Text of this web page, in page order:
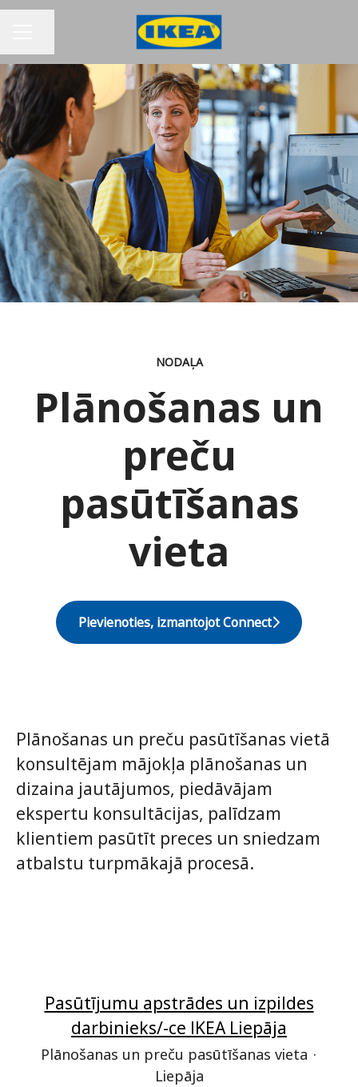
NODAĻA
Plānošanas un
preču
pasūtīšanas
vieta
Pievienoties, izmantojot Connect
Plānošanas un preču pasūtīšanas vietā
konsultējam mājokļa plānošanas un
dizaina jautājumos, piedāvājam
ekspertu konsultācijas, palīdzam
klientiem pasūtīt preces un sniedzam
atbalstu turpmākajā procesā.
Pasūtījumu apstrādes un izpildes
darbinieks/-ce IKEA Liepāja
Plānošanas un preču pasūtīšanas vieta ·
Liepāja